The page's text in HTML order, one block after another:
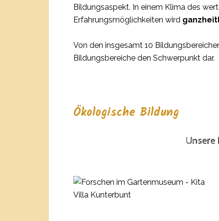
Bildungsaspekt. In einem Klima des
Erfahrungsmöglichkeiten wird
Von den insgesamt 10
Bildungsbereiche den Schwerpunkt dar.
Ökologische Bildung